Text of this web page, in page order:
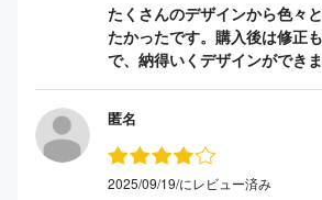
たくさんのデザインから色々
たかったです。購入後は修正
で、納得いくデザインができま
匿名
2025/09/19/にレビュー済み